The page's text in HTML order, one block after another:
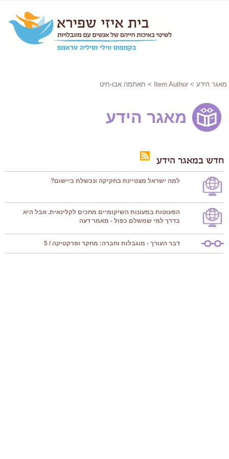
מאגר הידע >
Item Author > חאתמה אבו-חיט
מאגר הידע
חדש במאגר הידע
למה ישראל מצטיינת בחקיקה ונכשלת ביישום?
הפעוטות במעונות השיקומיים מחכים לקלינאית. אבל היא
בדרך למי שמשלם כפול - מאמר דעה
דבר העורך - מוגבלות וחברה: מחקר ופרקטיקה / 5